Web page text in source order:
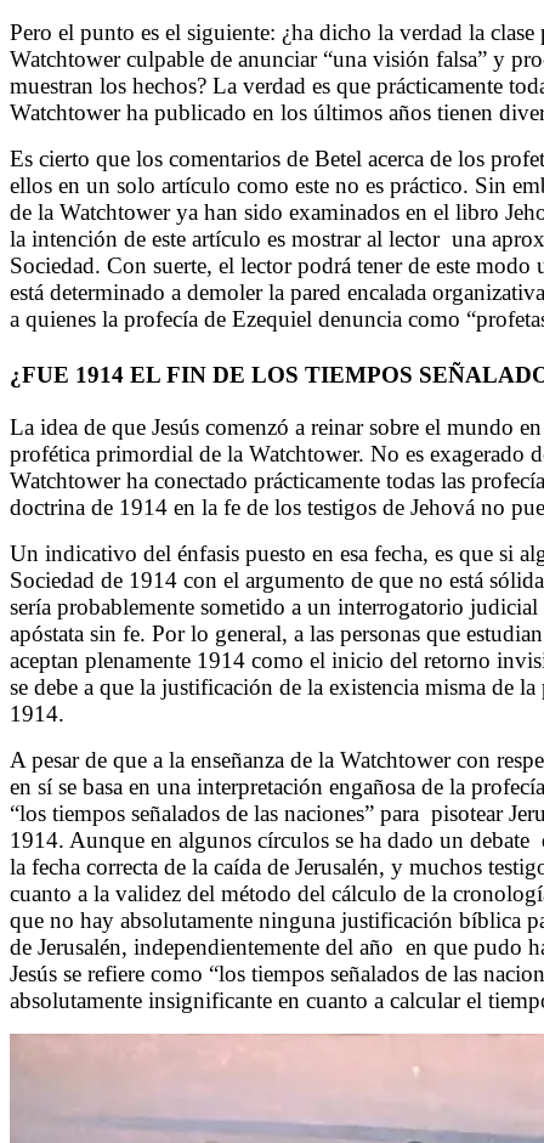
Pero el punto es el siguiente: ¿ha dicho la verdad la
Watchtower culpable de anunciar “una visión falsa” y
muestran los hechos? La verdad es que prácticamente
Watchtower ha publicado en los últimos años tienen
Es cierto que los comentarios de Betel acerca de los
ellos en un solo artículo como este no es práctico. Sin
de la Watchtower ya han sido examinados en el libro
la intención de este artículo es mostrar al lector una
Sociedad. Con suerte, el lector podrá tener de este
está determinado a demoler la pared encalada
a quienes la profecía de Ezequiel denuncia como
¿FUE 1914 EL FIN DE LOS TIEMPOS
La idea de que Jesús comenzó a reinar sobre el mundo
profética primordial de la Watchtower. No es exagerado
Watchtower ha conectado prácticamente todas las
doctrina de 1914 en la fe de los testigos de Jehová no
Un indicativo del énfasis puesto en esa fecha, es que si
Sociedad de 1914 con el argumento de que no está
sería probablemente sometido a un interrogatorio
apóstata sin fe. Por lo general, a las personas que
aceptan plenamente 1914 como el inicio del retorno
se debe a que la justificación de la existencia misma de
1914.
A pesar de que a la enseñanza de la Watchtower con
en sí se basa en una interpretación engañosa de la
“los tiempos señalados de las naciones” para pisotear
1914. Aunque en algunos círculos se ha dado un debate
la fecha correcta de la caída de Jerusalén, y muchos
cuanto a la validez del método del cálculo de la
que no hay absolutamente ninguna justificación bíblica
de Jerusalén, independientemente del año en que pudo
Jesús se refiere como “los tiempos señalados de las
absolutamente insignificante en cuanto a calcular el